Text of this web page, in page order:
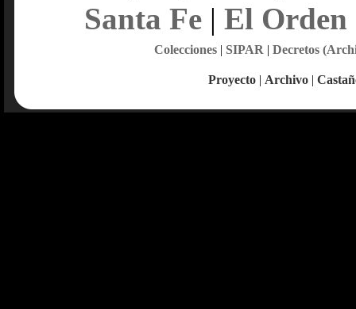
Santa Fe| El Orden
Colecciones| SIPAR | Decretos
Proyecto | Archivo |